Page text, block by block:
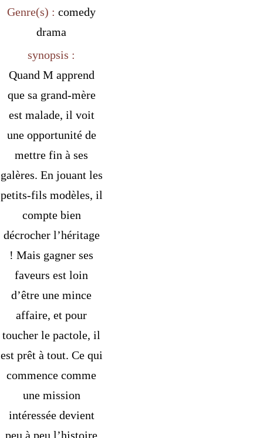
Genre(s) :comedy
drama
synopsis :
Quand M apprend
que sa grand-mère
est malade, il voit
une opportunité de
mettre fin à ses
galères. En jouant les
petits-fils modèles, il
compte bien
décrocher l’héritage
! Mais gagner ses
faveurs est loin
d’être une mince
affaire, et pour
toucher le pactole, il
est prêt à tout. Ce qui
commence comme
une mission
intéressée devient
peu à peu l’histoire